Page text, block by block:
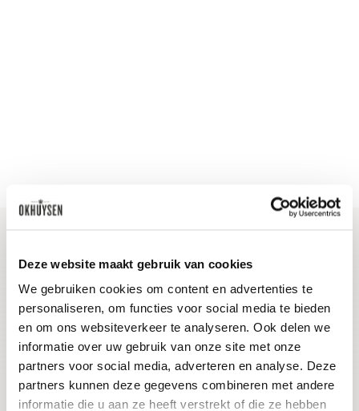
Deze website maakt gebruik van cookies
We gebruiken cookies om content en advertenties te
personaliseren, om functies voor social media te bieden
en om ons websiteverkeer te analyseren. Ook delen we
informatie over uw gebruik van onze site met onze
partners voor social media, adverteren en analyse. Deze
partners kunnen deze gegevens combineren met andere
informatie die u aan ze heeft verstrekt of die ze hebben
Blijf op de hoogte
Ontvang het laatste wijnnieuws, proeverijen en
evenementen
E-mailadres